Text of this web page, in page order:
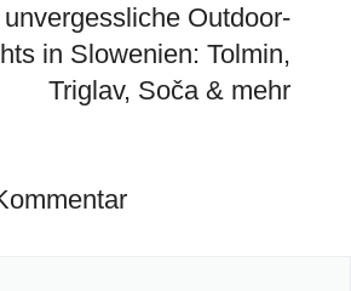
unvergessliche Outdoor-
in Slowenien: Tolmin,
Triglav, Soča & mehr